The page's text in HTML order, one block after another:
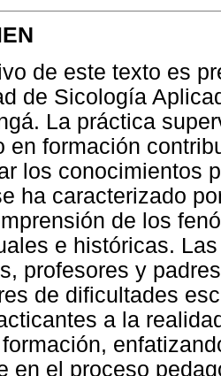
de este texto es
de Sicología
La práctica
en formación
los conocimientos
ha caracterizado
de los
e históricas.
profesores y
de dificultades
a la
en el proceso